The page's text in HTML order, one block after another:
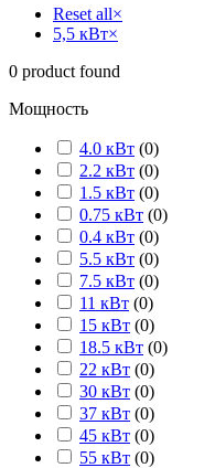
Reset all×
5,5 кВт×
0 product found
Мощность
4.0 кВт (0)
2.2 кВт (0)
1.5 кВт (0)
0.75 кВт (0)
0.4 кВт (0)
5.5 кВт (0)
7.5 кВт (0)
11 кВт (0)
15 кВт (0)
18.5 кВт (0)
22 кВт (0)
30 кВт (0)
37 кВт (0)
45 кВт (0)
55 кВт (0)